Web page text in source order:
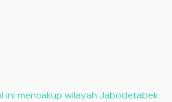
ini mencakup wilayah Jabodetabek